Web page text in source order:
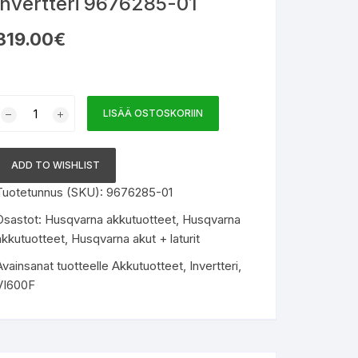
€
LISÄÄ OSTOSKORIIN
ADD TO WISHLIST
(SKU):9676285-01
Husqvarna akkutuotteet, Husqvarna
, Husqvarna akut + laturit
tuotteelleAkkutuotteet, Invertteri,